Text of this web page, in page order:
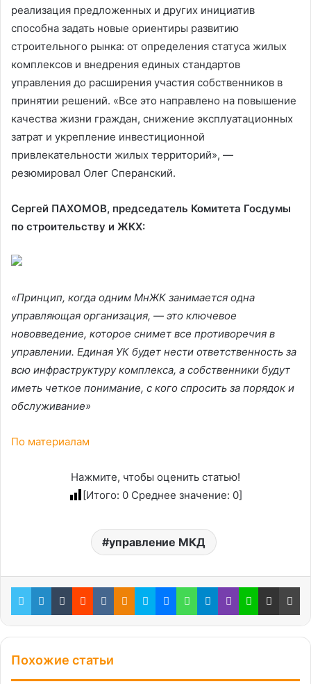
реализация предложенных и других инициатив
способна задать новые ориентиры развитию
строительного рынка: от определения статуса жилых
комплексов и внедрения единых стандартов
управления до расширения участия собственников в
принятии решений. «Все это направлено на повышение
качества жизни граждан, снижение эксплуатационных
затрат и укрепление инвестиционной
привлекательности жилых территорий», —
резюмировал Олег Сперанский.
Сергей ПАХОМОВ, председатель Комитета Госдумы
по строительству и ЖКХ:
«Принцип, когда одним МнЖК занимается одна
управляющая организация, — это ключевое
нововведение, которое снимет все противоречия в
управлении. Единая УК будет нести ответственность за
всю инфраструктуру комплекса, а собственники будут
иметь четкое понимание, с кого спросить за порядок и
обслуживание»
По материалам
Нажмите, чтобы оценить статью!
[Итого: 0 Среднее значение: 0]
управление МКД
TwitterLinkedInTumblrRedditВконтакте
Одноклассники
SkypeMessenger
WhatsApp
Telegram
ViberLine Поделиться через электронную почту
Похожие статьи